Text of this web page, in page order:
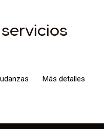
Más detalles